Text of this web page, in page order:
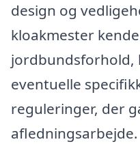
design og
kloakmester
jordbundsforhold,
eventuelle
reguleringer, der
afledningsarbejde.